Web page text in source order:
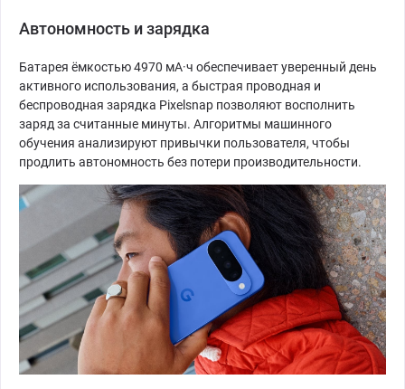
Автономность и зарядка
Батарея ёмкостью 4970 мА·ч обеспечивает уверенный день
активного использования, а быстрая проводная и
беспроводная зарядка Pixelsnap позволяют восполнить
заряд за считанные минуты. Алгоритмы машинного
обучения анализируют привычки пользователя, чтобы
продлить автономность без потери производительности.